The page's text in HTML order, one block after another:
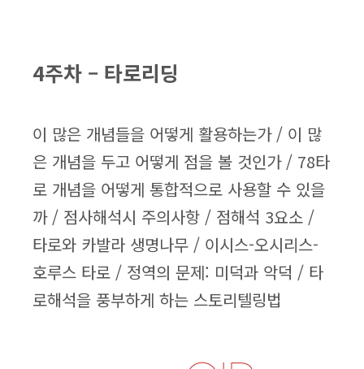
4주차 – 타로리딩
이 많은 개념들을 어떻게 활용하는가 / 이 많
은 개념을 두고 어떻게 점을 볼 것인가 / 78타
로 개념을 어떻게 통합적으로 사용할 수 있을
까 / 점사해석시 주의사항 / 점해석 3요소 /
타로와 카발라 생명나무 / 이시스-오시리스-
호루스 타로 / 정역의 문제: 미덕과 악덕 / 타
로해석을 풍부하게 하는 스토리텔링법